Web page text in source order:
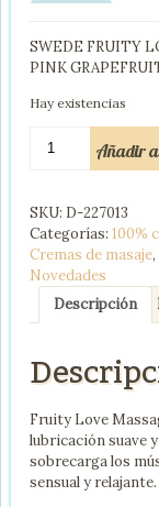
SWEDE FRUITY
PINK
Hay existencias
FRUITY
EFECTO
CALOR
POMELO
Y
MANGO
120
cantidad
Añadir
SKU: D-227013
Categorías: 100%
Cremas de masaje,
Novedades
Descripción
Fruity Love
lubricación suave
sobrecarga los
sensual y relajante.